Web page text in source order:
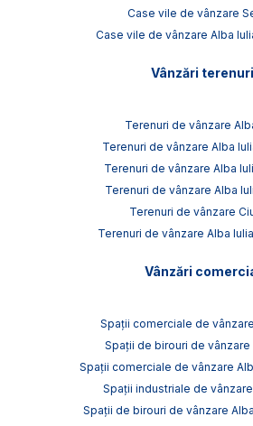
Case vile de vânzare
Case vile de vânzare Alba
Vânzări terenuri
Terenuri de vânzare
Terenuri de vânzare Alba
Terenuri de vânzare Alba
Terenuri de vânzare Alba
Terenuri de vânzare
Terenuri de vânzare Alba
Vânzări
Spații comerciale de
Spații de birouri de vânzare
Spații comerciale de vânzare
Spații industriale de
Spații de birouri de vânzare